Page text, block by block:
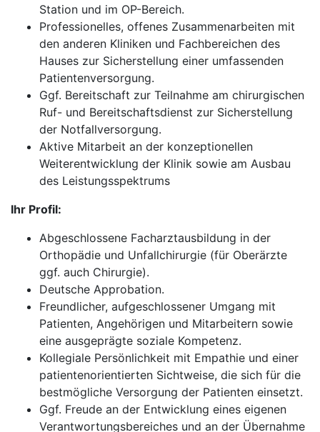
Station und im OP-Bereich.
Professionelles, offenes Zusammenarbeiten mit
den anderen Kliniken und Fachbereichen des
Hauses zur Sicherstellung einer umfassenden
Patientenversorgung.
Ggf. Bereitschaft zur Teilnahme am chirurgischen
Ruf- und Bereitschaftsdienst zur Sicherstellung
der Notfallversorgung.
Aktive Mitarbeit an der konzeptionellen
Weiterentwicklung der Klinik sowie am Ausbau
des Leistungsspektrums
Ihr Profil:
Abgeschlossene Facharztausbildung in der
Orthopädie und Unfallchirurgie (für Oberärzte
ggf. auch Chirurgie).
Deutsche Approbation.
Freundlicher, aufgeschlossener Umgang mit
Patienten, Angehörigen und Mitarbeitern sowie
eine ausgeprägte soziale Kompetenz.
Kollegiale Persönlichkeit mit Empathie und einer
patientenorientierten Sichtweise, die sich für die
bestmögliche Versorgung der Patienten einsetzt.
Ggf. Freude an der Entwicklung eines eigenen
Verantwortungsbereiches und an der Übernahme